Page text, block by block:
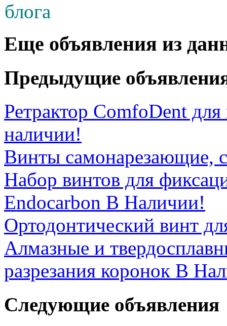
Еще объявления из
Предыдущие
Ретрактор ComfoDent
наличии!
Винты самонарезающие,
Набор винтов для
Endocarbon В Наличии!
Ортодонтический винт
Алмазные и
разрезания коронок В
Следующие объявления